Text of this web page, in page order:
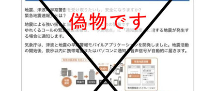
企業ITのトレンドを詳説
経営リーダーのコミュニティ
マーケ×ITの今がよく分かる
ITエンジニア向け専門サイト